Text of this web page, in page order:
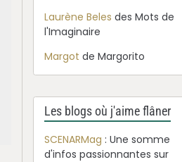
Laurène Beles des Mots de
l'Imaginaire
Margot de Margorito
Les blogs où j'aime flâner
SCENARMag : Une somme
d'infos passionnantes sur